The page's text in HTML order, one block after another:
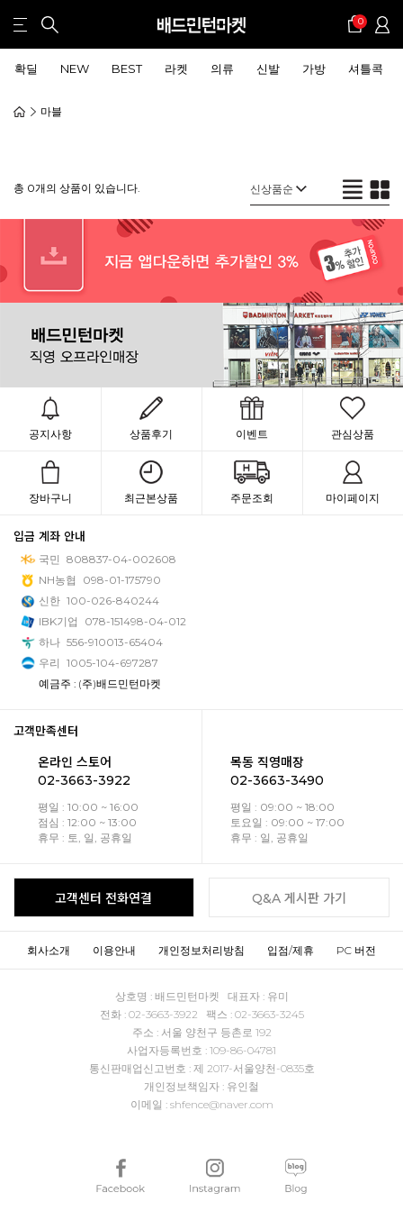
0
확딜 NEW BEST 라켓 의류 신발 가방 셔틀콕
마블
총 0개의 상품이 있습니다.
공지사항 상품후기 이벤트 관심상품
장바구니 최근본상품 주문조회 마이페이지
입금 계좌 안내
국민 808837-04-002608
NH농협
098-01-175790
신한 100-026-840244
IBK기업
078-151498-04-012
하나 556-910013-65404
우리 1005-104-697287
예금주 : (주)배드민턴마켓
고객만족센터
온라인 스토어
02-3663-3922
평일 : 10:00 ~ 16:00
점심 : 12:00 ~ 13:00
휴무 : 토, 일, 공휴일
목동 직영매장
02-3663-3490
평일 : 09:00 ~ 18:00
토요일 : 09:00 ~ 17:00
휴무 : 일, 공휴일
고객센터 전화연결 Q&A 게시판 가기
회사소개 이용안내 개인정보처리방침 입점/제휴 PC 버전
상호명 : 배드민턴마켓 대표자 : 유미
전화 : 02-3663-3922 팩스 : 02-3663-3245
주소 : 서울 양천구 등촌로 192
사업자등록번호 : 109-86-04781
통신판매업신고번호 : 제 2017-서울양천-0835호
개인정보책임자 : 유인철
이메일 : shfence@naver.com